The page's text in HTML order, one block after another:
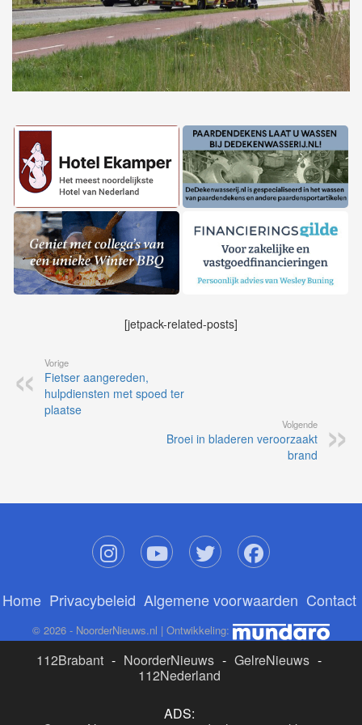
[jetpack-related-posts]
Vorige
Fietser aangereden,
hulpdiensten met spoed ter
plaatse
Volgende
Broei in bladeren veroorzaakt
brand
Home Privacybeleid Algemene voorwaarden Contact
© 2026 - NoorderNieuws.nl | Ontwikkeling:
112Brabant - NoorderNieuws - GelreNieuws -
112Nederland
ADS: